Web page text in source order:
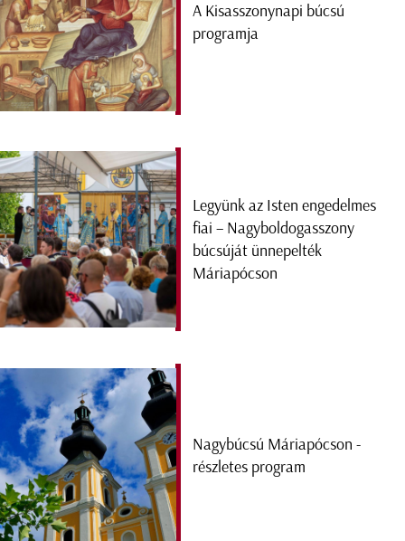
A Kisasszonynapi búcsú
programja
Legyünk az Isten engedelmes
fiai – Nagyboldogasszony
búcsúját ünnepelték
Máriapócson
Nagybúcsú Máriapócson -
részletes program